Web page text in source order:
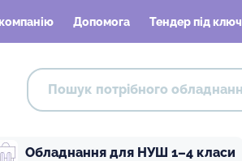
Допомога Тендер під ключ
Обладнання для НУШ 1–4 класи